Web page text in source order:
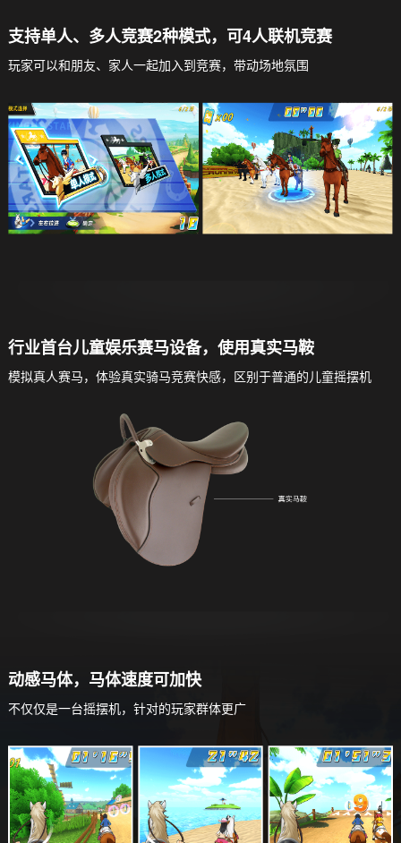
支持单人、多人竞赛2种模式，可4人联机竞赛
玩家可以和朋友、家人一起加入到竞赛，带动场地氛围
行业首台儿童娱乐赛马设备，使用真实马鞍
模拟真人赛马，体验真实骑马竞赛快感，区别于普通的儿童摇摆机
动感马体，马体速度可加快
不仅仅是一台摇摆机，针对的玩家群体更广